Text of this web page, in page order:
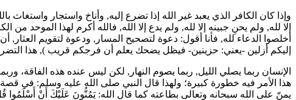
وإذا كان الكافر الذي يعبد غير الله إذا تضرع إليه, وأناخ واستجار
إلا لله, ولم يحنِ جبينه إلا لله, ولم يدع إلا الله, فالله أكرم لهذا الموحد من
أخلصوا الدعاء لله, فأنا أقول: دعوة لتصحيح المسار, ودعوة لتقويم
إليكم أزلين -يعني: حزينين- فيظل يضحك يعلم أن فرجكم قريب ), هذا
الإنسان ربما يصلي الليل, ربما يصوم النهار, لكن ليس عنده هذه الفاقة،
هذا الأمر فيه خطورة كبيرة؛ ولهذا قال النبي صلى الله عليه وسلم: في
يمنّ على الله سبحانه وتعالى بطاعته كما قال الله:يَمُنُّونَ عَلَيْكَ أَنْ أَسْلَمُوا